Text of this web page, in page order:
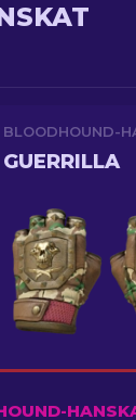
BLOODHOUND-
GUERRILLA